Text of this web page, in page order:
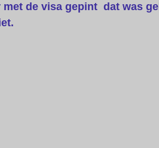
de visa gepint dat was